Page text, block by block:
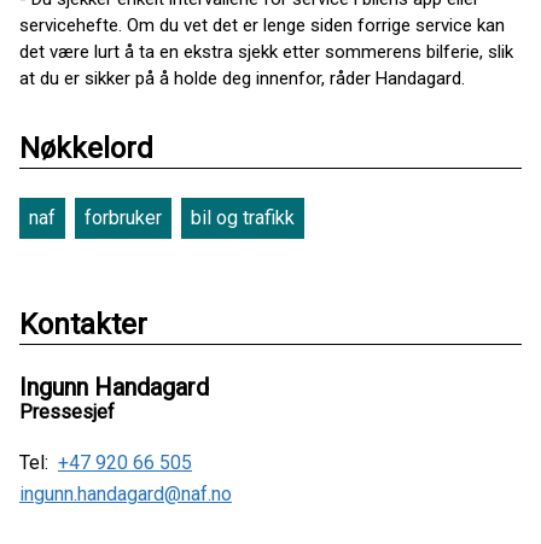
servicehefte. Om du vet det er lenge siden forrige service kan
det være lurt å ta en ekstra sjekk etter sommerens bilferie, slik
at du er sikker på å holde deg innenfor, råder Handagard.
Nøkkelord
naf forbruker bil og trafikk
Kontakter
Ingunn Handagard
Pressesjef
Tel: +47 920 66 505
ingunn.handagard@naf.no